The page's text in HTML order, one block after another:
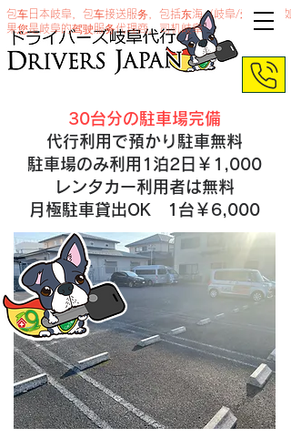
包车日本岐阜，包车接送服务，包括东海（岐阜/爱知）。如
果您是岐阜的驾驶服务代理商，司机岐阜
30台分の駐車場完備
代行利用で預かり駐車無料
駐車場のみ利用1泊2日￥1,000
レンタカー利用者は無料
​月極駐車貸出OK 1台￥6,000